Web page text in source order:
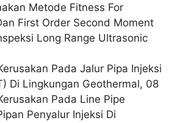
Metode Fitness For
First Order Second Moment
Long Range Ultrasonic
Pada Jalur Pipa Injeksi
Di Lingkungan Geothermal, 08
Pada Line Pipe
Penyalur Injeksi Di